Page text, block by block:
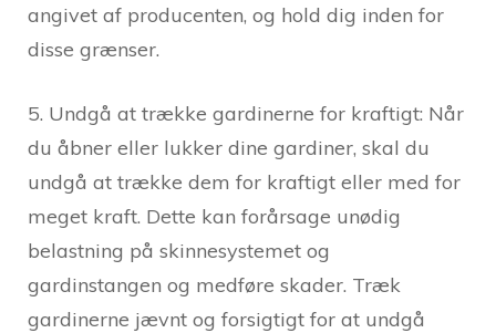
angivet af producenten, og hold dig inden for
disse grænser.
5. Undgå at trække gardinerne for kraftigt: Når
du åbner eller lukker dine gardiner, skal du
undgå at trække dem for kraftigt eller med for
meget kraft. Dette kan forårsage unødig
belastning på skinnesystemet og
gardinstangen og medføre skader. Træk
gardinerne jævnt og forsigtigt for at undgå